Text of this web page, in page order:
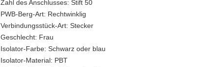
Zahl des Anschlusses: Stift 50
PWB-Berg-Art: Rechtwinklig
Verbindungsstück-Art: Stecker
Geschlecht: Frau
Isolator-Farbe: Schwarz oder blau
Isolator-Material: PBT